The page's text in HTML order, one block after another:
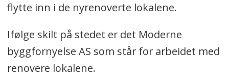
flytte inn i de nyrenoverte lokalene.
Ifølge skilt på stedet er det Moderne
byggfornyelse AS som står for arbeidet med
renovere lokalene.